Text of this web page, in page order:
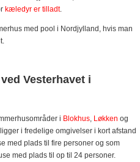
kæledyr er tilladt.
med pool i Nordjylland, hvis man
Vesterhavet i
i Blokhus Løkken og
i fredelige omgivelser i kort afstand
med plads til fire personer og som
med plads til op til 24 personer.